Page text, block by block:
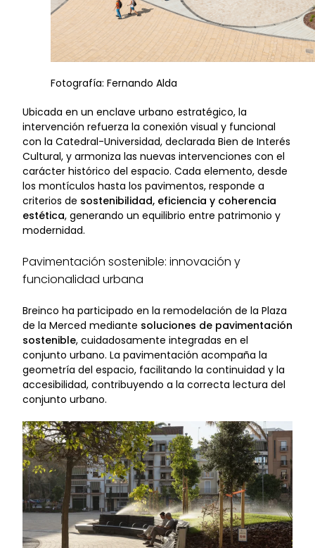
Fotografía: Fernando Alda
Ubicada en un enclave urbano estratégico, la
intervención refuerza la conexión visual y funcional
con la Catedral-Universidad, declarada Bien de Interés
Cultural, y armoniza las nuevas intervenciones con el
carácter histórico del espacio. Cada elemento, desde
los montículos hasta los pavimentos, responde a
criterios de sostenibilidad, eficiencia y coherencia
estética, generando un equilibrio entre patrimonio y
modernidad.
Pavimentación sostenible: innovación y
funcionalidad urbana
Breinco ha participado en la remodelación de la Plaza
de la Merced mediante soluciones de pavimentación
sostenible, cuidadosamente integradas en el
conjunto urbano. La pavimentación acompaña la
geometría del espacio, facilitando la continuidad y la
accesibilidad, contribuyendo a la correcta lectura del
conjunto urbano.